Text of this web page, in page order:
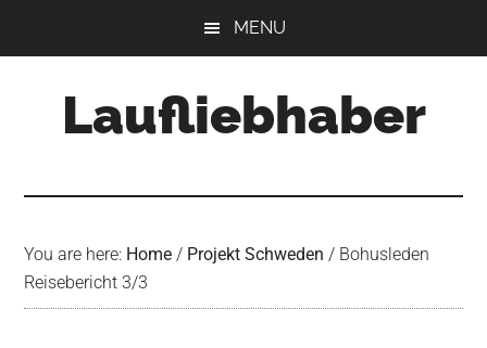
MENU
Laufliebhaber
You are here: Home / Projekt Schweden / Bohusleden
Reisebericht 3/3